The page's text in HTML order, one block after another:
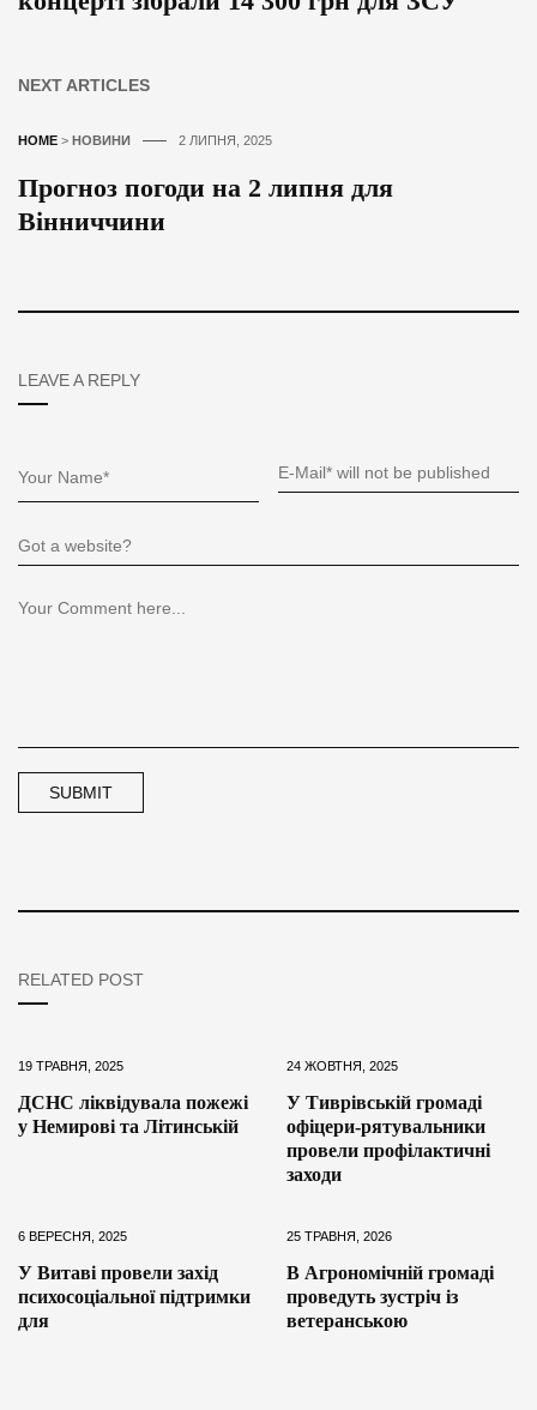
NEXT ARTICLES
HOME > НОВИНИ 2 ЛИПНЯ, 2025
Прогноз погоди на 2 липня для
Вінниччини
LEAVE A REPLY
RELATED POST
19 ТРАВНЯ, 2025
ДСНС ліквідувала пожежі
у Немирові та Літинській
24 ЖОВТНЯ, 2025
У Тиврівській громаді
офіцери-рятувальники
провели профілактичні
заходи
6 ВЕРЕСНЯ, 2025
У Витаві провели захід
психосоціальної підтримки
для
25 ТРАВНЯ, 2026
В Агрономічній громаді
проведуть зустріч із
ветеранською